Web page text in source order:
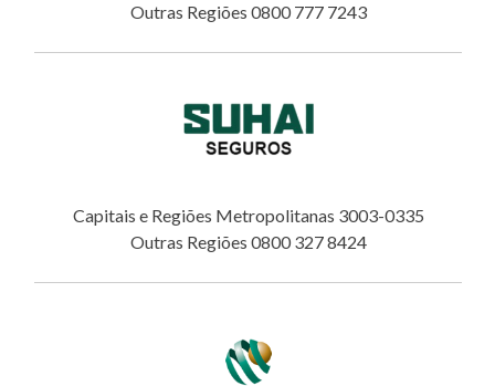
Outras Regiões 0800 777 7243
Capitais e Regiões Metropolitanas 3003-0335
Outras Regiões 0800 327 8424